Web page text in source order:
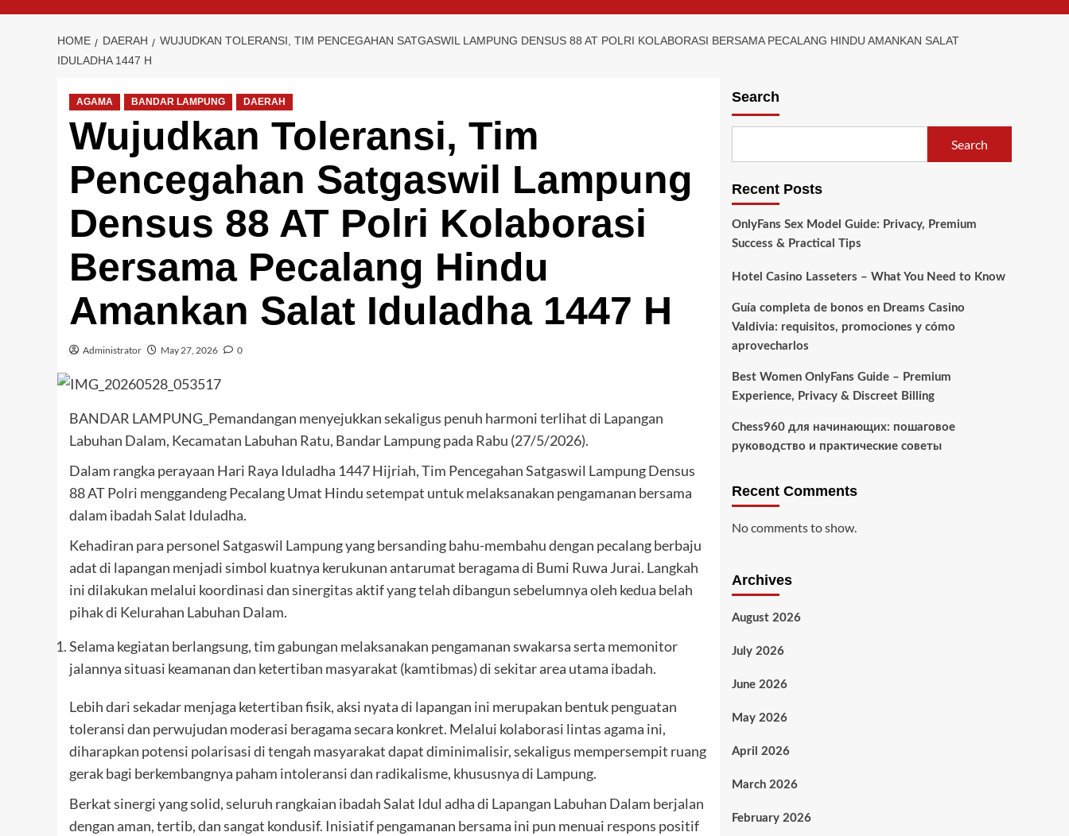
HOME DAERAH
WUJUDKAN TOLERANSI, TIM PENCEGAHAN SATGASWIL LAMPUNG DENSUS 88 AT POLRI KOLABORASI BERSAMA PECALANG HINDU AMANKAN SALAT
IDULADHA 1447 H
AGAMA BANDAR LAMPUNG DAERAH
Wujudkan Toleransi, Tim
Pencegahan Satgaswil Lampung
Densus 88 AT Polri Kolaborasi
Bersama Pecalang Hindu
Amankan Salat Iduladha 1447 H
Administrator May 27, 2026 0
BANDAR LAMPUNG_Pemandangan menyejukkan sekaligus penuh harmoni terlihat di Lapangan
Labuhan Dalam, Kecamatan Labuhan Ratu, Bandar Lampung pada Rabu (27/5/2026).
Dalam rangka perayaan Hari Raya Iduladha 1447 Hijriah, Tim Pencegahan Satgaswil Lampung Densus
88 AT Polri menggandeng Pecalang Umat Hindu setempat untuk melaksanakan pengamanan bersama
dalam ibadah Salat Iduladha.
Kehadiran para personel Satgaswil Lampung yang bersanding bahu-membahu dengan pecalang berbaju
adat di lapangan menjadi simbol kuatnya kerukunan antarumat beragama di Bumi Ruwa Jurai. Langkah
ini dilakukan melalui koordinasi dan sinergitas aktif yang telah dibangun sebelumnya oleh kedua belah
pihak di Kelurahan Labuhan Dalam.
Selama kegiatan berlangsung, tim gabungan melaksanakan pengamanan swakarsa serta memonitor
jalannya situasi keamanan dan ketertiban masyarakat (kamtibmas) di sekitar area utama ibadah.
Lebih dari sekadar menjaga ketertiban fisik, aksi nyata di lapangan ini merupakan bentuk penguatan
toleransi dan perwujudan moderasi beragama secara konkret. Melalui kolaborasi lintas agama ini,
diharapkan potensi polarisasi di tengah masyarakat dapat diminimalisir, sekaligus mempersempit ruang
gerak bagi berkembangnya paham intoleransi dan radikalisme, khususnya di Lampung.
Berkat sinergi yang solid, seluruh rangkaian ibadah Salat Idul adha di Lapangan Labuhan Dalam berjalan
dengan aman, tertib, dan sangat kondusif. Inisiatif pengamanan bersama ini pun menuai respons positif
Search
Search
Recent Posts
OnlyFans Sex Model Guide: Privacy, Premium
Success & Practical Tips
Hotel Casino Lasseters – What You Need to Know
Guía completa de bonos en Dreams Casino
Valdivia: requisitos, promociones y cómo
aprovecharlos​
Best Women OnlyFans Guide – Premium
Experience, Privacy & Discreet Billing
Chess960 для начинающих: пошаговое
руководство и практические советы
Recent Comments
No comments to show.
Archives
August 2026
July 2026
June 2026
May 2026
April 2026
March 2026
February 2026